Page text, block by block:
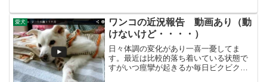
愛犬
ワンコの近況報告 動画あり（動
けないけど・・・・）
日々体調の変化があり一喜一憂してま
す。最近は比較的落ち着いている状態で
すがいつ痙攣が起きるか毎日ビクビクで